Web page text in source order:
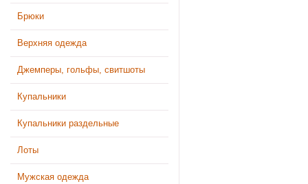
Брюки
Верхняя одежда
Джемперы, гольфы, свитшоты
Купальники
Купальники раздельные
Лоты
Мужская одежда